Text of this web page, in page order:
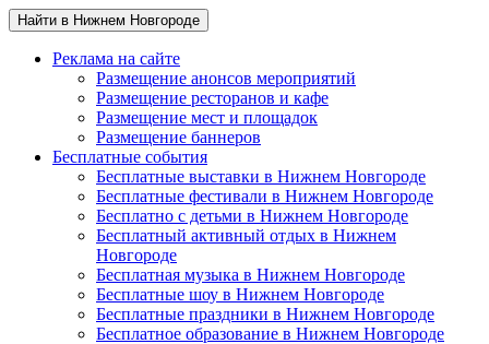
Найти в Нижнем Новгороде
Реклама на сайте
Размещение анонсов мероприятий
Размещение ресторанов и кафе
Размещение мест и площадок
Размещение баннеров
Бесплатные события
Бесплатные выставки в Нижнем Новгороде
Бесплатные фестивали в Нижнем Новгороде
Бесплатно с детьми в Нижнем Новгороде
Бесплатный активный отдых в Нижнем
Новгороде
Бесплатная музыка в Нижнем Новгороде
Бесплатные шоу в Нижнем Новгороде
Бесплатные праздники в Нижнем Новгороде
Бесплатное образование в Нижнем Новгороде